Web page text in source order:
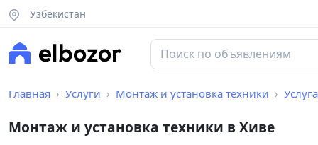
Узбекистан
Главная Услуги Монтаж и установка техники Услуга
Монтаж и установка техники в Хиве